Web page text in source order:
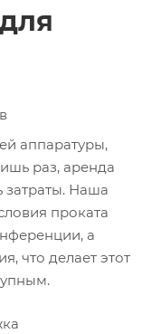
аппаратуры,
раз, аренда
затраты. Наша
проката
а
что делает этот